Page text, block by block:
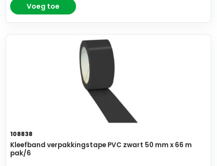
Voeg toe
108838
Kleefband verpakkingstape PVC zwart 50 mm x 66 m
pak/6